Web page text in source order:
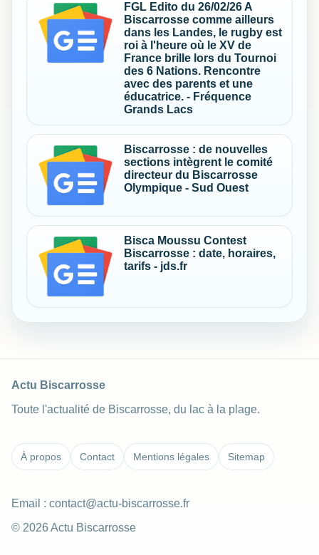
FGL Edito du 26/02/26 A
Biscarrosse comme ailleurs
dans les Landes, le rugby est
roi à l'heure où le XV de
France brille lors du Tournoi
des 6 Nations. Rencontre
avec des parents et une
éducatrice. - Fréquence
Grands Lacs
Biscarrosse : de nouvelles
sections intègrent le comité
directeur du Biscarrosse
Olympique - Sud Ouest
Bisca Moussu Contest
Biscarrosse : date, horaires,
tarifs - jds.fr
Actu Biscarrosse
Toute l'actualité de Biscarrosse, du lac à la plage.
À propos Contact Mentions légales Sitemap
Email : contact@actu-biscarrosse.fr
© 2026 Actu Biscarrosse